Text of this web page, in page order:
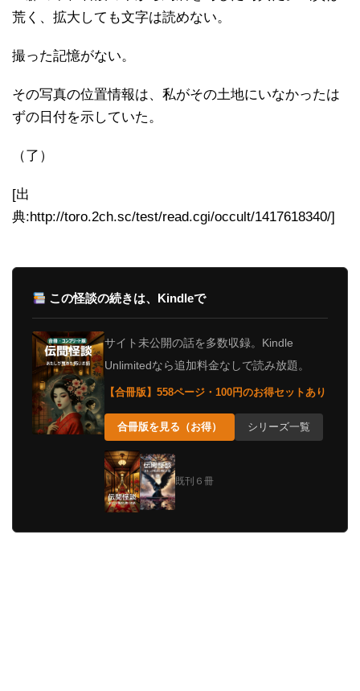
荒く、拡大しても文字は読めない。
撮った記憶がない。
その写真の位置情報は、私がその土地にいなかったは
ずの日付を示していた。
（了）
[出
典:http://toro.2ch.sc/test/read.cgi/occult/1417618340/]
この怪談の続きは、Kindleで
サイト未公開の話を多数収録。Kindle
Unlimitedなら追加料金なしで読み放題。
【合冊版】558ページ・100円のお得セットあり
合冊版を見る（お得） シリーズ一覧
既刊６冊